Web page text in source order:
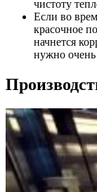
чистоту
Если во
красочное
начнется
нужно очень